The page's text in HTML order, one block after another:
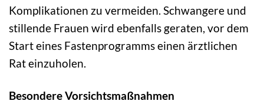
Komplikationen zu vermeiden. Schwangere und
stillende Frauen wird ebenfalls geraten, vor dem
Start eines Fastenprogramms einen ärztlichen
Rat einzuholen.
Besondere Vorsichtsmaßnahmen